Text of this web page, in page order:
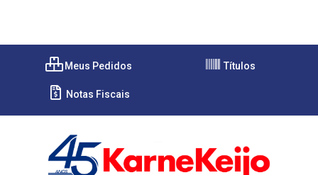
Meus Pedidos Títulos
Notas Fiscais